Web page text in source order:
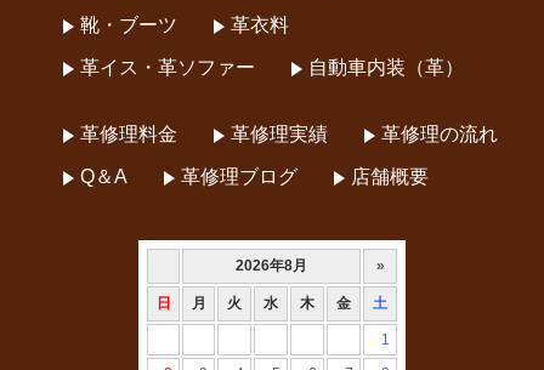
靴・ブーツ 革衣料
革イス・革ソファー 自動車内装（革）
革修理料金 革修理実績 革修理の流れ
Q＆A 革修理ブログ 店舗概要